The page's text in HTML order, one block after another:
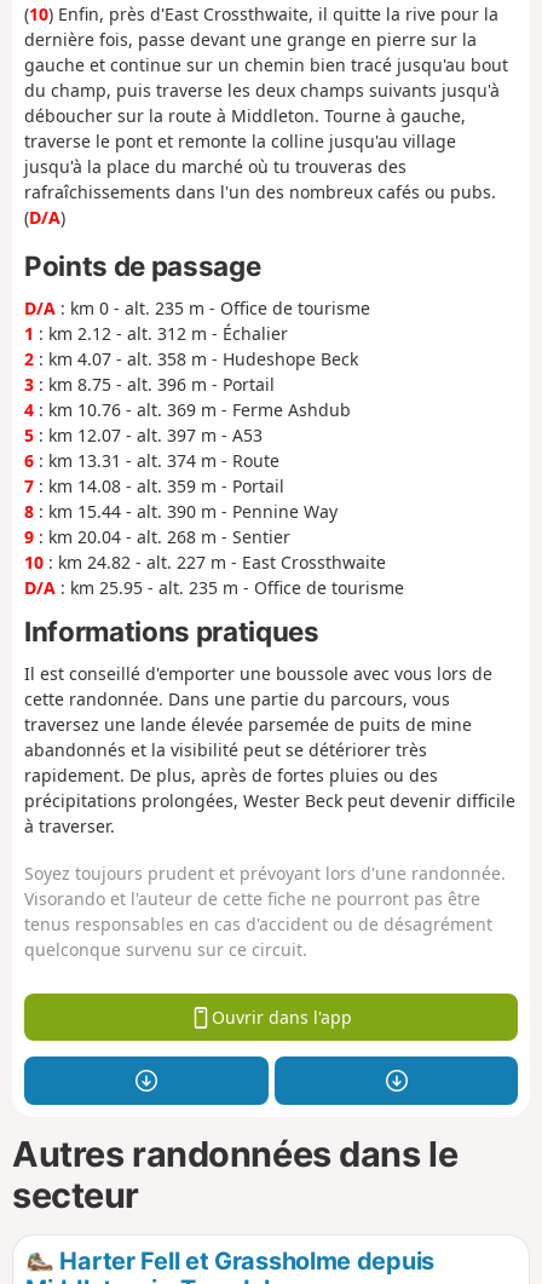
(10) Enfin, près d'East Crossthwaite, il quitte la rive pour la
dernière fois, passe devant une grange en pierre sur la
gauche et continue sur un chemin bien tracé jusqu'au bout
du champ, puis traverse les deux champs suivants jusqu'à
déboucher sur la route à Middleton. Tourne à gauche,
traverse le pont et remonte la colline jusqu'au village
jusqu'à la place du marché où tu trouveras des
rafraîchissements dans l'un des nombreux cafés ou pubs.
(D/A)
Points de passage
D/A : km 0 - alt. 235 m - Office de tourisme
1 : km 2.12 - alt. 312 m - Échalier
2 : km 4.07 - alt. 358 m - Hudeshope Beck
3 : km 8.75 - alt. 396 m - Portail
4 : km 10.76 - alt. 369 m - Ferme Ashdub
5 : km 12.07 - alt. 397 m - A53
6 : km 13.31 - alt. 374 m - Route
7 : km 14.08 - alt. 359 m - Portail
8 : km 15.44 - alt. 390 m - Pennine Way
9 : km 20.04 - alt. 268 m - Sentier
10 : km 24.82 - alt. 227 m - East Crossthwaite
D/A : km 25.95 - alt. 235 m - Office de tourisme
Informations pratiques
Il est conseillé d'emporter une boussole avec vous lors de
cette randonnée. Dans une partie du parcours, vous
traversez une lande élevée parsemée de puits de mine
abandonnés et la visibilité peut se détériorer très
rapidement. De plus, après de fortes pluies ou des
précipitations prolongées, Wester Beck peut devenir difficile
à traverser.
Soyez toujours prudent et prévoyant lors d'une randonnée.
Visorando et l'auteur de cette fiche ne pourront pas être
tenus responsables en cas d'accident ou de désagrément
quelconque survenu sur ce circuit.
Ouvrir dans l'app
Autres randonnées dans le
secteur
Harter Fell et Grassholme depuis